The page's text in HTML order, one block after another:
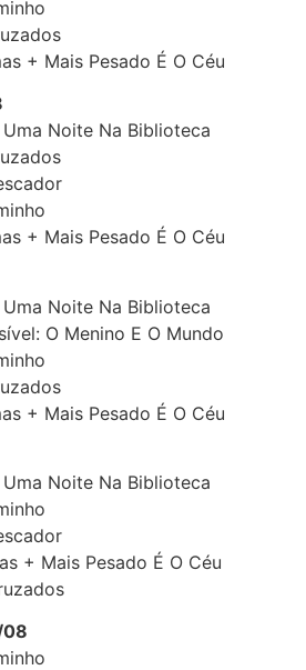
+ Mais Pesado É O Céu
Noite Na Biblioteca
+ Mais Pesado É O Céu
Noite Na Biblioteca
O Menino E O Mundo
+ Mais Pesado É O Céu
Noite Na Biblioteca
+ Mais Pesado É O Céu
08